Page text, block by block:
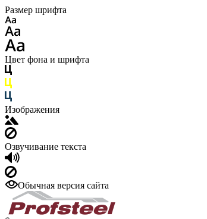
Размер шрифта
Цвет фона и шрифта
Изображения
Озвучивание текста
Обычная версия сайта